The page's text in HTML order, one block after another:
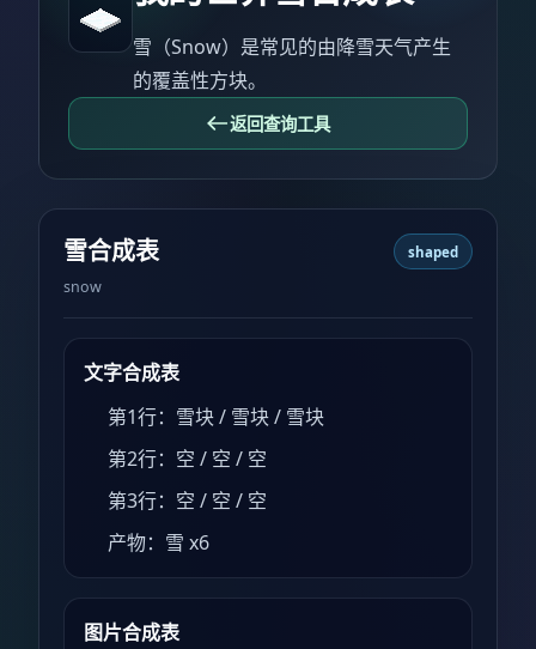
雪（Snow）是常见的由降雪天气产生
的覆盖性方块。
返回查询工具
雪合成表
snow
shaped
文字合成表
第1行：雪块 / 雪块 / 雪块
第2行：空 / 空 / 空
第3行：空 / 空 / 空
产物：雪 x6
图片合成表